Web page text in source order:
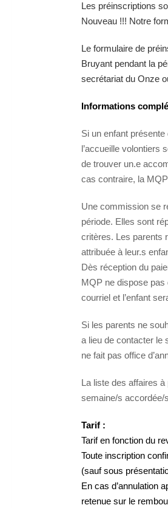
Les préinscriptions
Nouveau !!! Notre
Le formulaire de
Bruyant pendant la
secrétariat du Onze
Informations
Si un enfant
l’accueille volontiers
de trouver un.e
cas contraire, la
Une commission se
période. Elles sont
critères. Les parents
attribuée à leur.s
Dès réception du
MQP ne dispose pas
courriel et l’enfant
Si les parents ne
a lieu de contacter le
ne fait pas office
La liste des affaires
semaine/s accordée/
Tarif :
Tarif en fonction du
Toute inscription
(sauf sous
En cas d’annulation
retenue sur le